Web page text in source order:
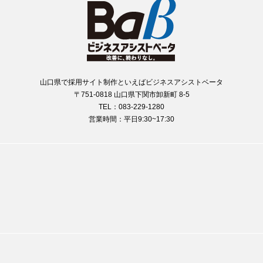
山口県で採用サイト制作といえばビジネスアシストベータ
〒751-0818 山口県下関市卸新町 8-5
TEL：083-229-1280
営業時間：平日9:30~17:30